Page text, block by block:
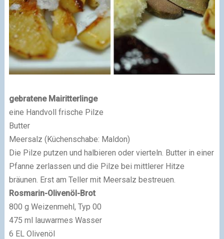
gebratene Mairitterlinge
eine Handvoll frische Pilze
Butter
Meersalz (Küchenschabe: Maldon)
Die Pilze putzen und halbieren oder vierteln. Butter in einer
Pfanne zerlassen und die Pilze bei mittlerer Hitze
bräunen. Erst am Teller mit Meersalz bestreuen.
Rosmarin-Olivenöl-Brot
800 g Weizenmehl, Typ 00
475 ml lauwarmes Wasser
6 EL Olivenöl